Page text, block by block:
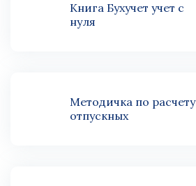
Книга Бухучет учет с
нуля
Методичка по расчету
отпускных